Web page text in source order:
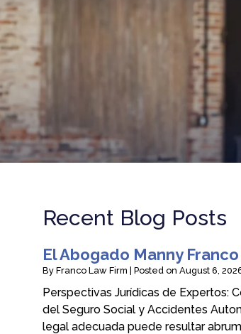
Recent Blog Posts
El Abogado Manny
By Franco Law Firm Posted on August 6,
Perspectivas Jurídicas de Expertos:
del Seguro Social y Accidentes
legal adecuada puede resultar